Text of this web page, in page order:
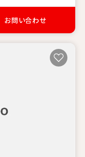
お問い合わせ